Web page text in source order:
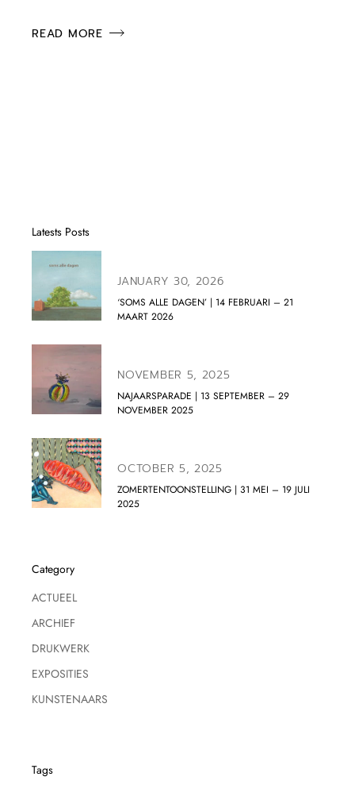
READ MORE
Latests Posts
JANUARY 30, 2026
‘SOMS ALLE DAGEN’ | 14 FEBRUARI – 21
MAART 2026
NOVEMBER 5, 2025
NAJAARSPARADE | 13 SEPTEMBER – 29
NOVEMBER 2025
OCTOBER 5, 2025
ZOMERTENTOONSTELLING | 31 MEI – 19 JULI
2025
Category
ACTUEEL
ARCHIEF
DRUKWERK
EXPOSITIES
KUNSTENAARS
Tags